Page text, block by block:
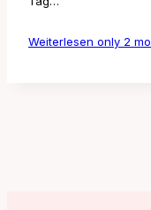
Weiterlesen only 2